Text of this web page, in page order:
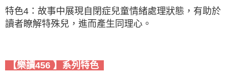
特色4：故事中展現自閉症兒童情緒處理狀態，有助於
讀者瞭解特殊兒，進而產生同理心。
【樂讀456 】系列特色